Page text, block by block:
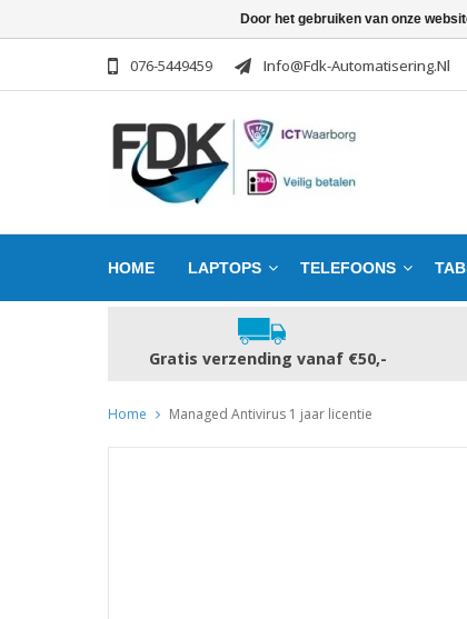
076-5449459 Info@fdk-Automatisering.nl
HOME LAPTOPS TELEFOONS
Gratis verzending vanaf €50,-
Home Managed Antivirus 1 jaar licentie
Door het gebruiken van onze